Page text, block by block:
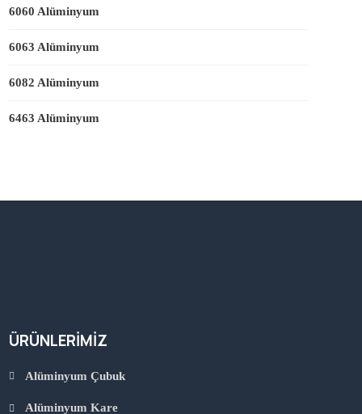
6060 Alüminyum
6063 Alüminyum
6082 Alüminyum
6463 Alüminyum
ÜRÜNLERIMIZ
Alüminyum Çubuk
Alüminyum Kare